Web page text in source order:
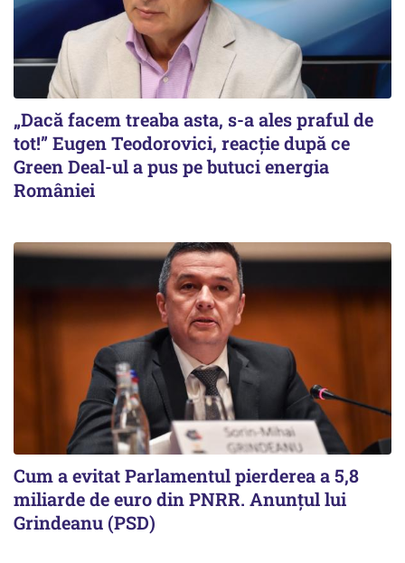
„Dacă facem treaba asta, s-a ales praful de
tot!” Eugen Teodorovici, reacție după ce
Green Deal-ul a pus pe butuci energia
României
Cum a evitat Parlamentul pierderea a 5,8
miliarde de euro din PNRR. Anunțul lui
Grindeanu (PSD)